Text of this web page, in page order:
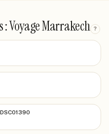
Voyage Marrakech ?